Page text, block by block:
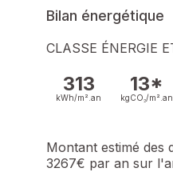
Honoraires charge
Contactez votre
558
Bilan énergétique
CLASSE ÉNERGIE
313
kWh/m². an
13*
kgCO₂/m². an
Montant estimé des
3267€ par an sur